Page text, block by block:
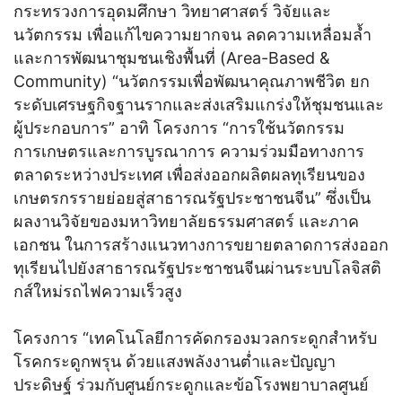
กระทรวงการอุดมศึกษา วิทยาศาสตร์ วิจัยและ
นวัตกรรม เพื่อแก้ไขความยากจน ลดความเหลื่อมล้ำ
และการพัฒนาชุมชนเชิงพื้นที่ (Area-Based &
Community) “นวัตกรรมเพื่อพัฒนาคุณภาพชีวิต ยก
ระดับเศรษฐกิจฐานรากและส่งเสริมแกร่งให้ชุมชนและ
ผู้ประกอบการ” อาทิ โครงการ “การใช้นวัตกรรม
การเกษตรและการบูรณาการ ความร่วมมือทางการ
ตลาดระหว่างประเทศ เพื่อส่งออกผลิตผลทุเรียนของ
เกษตรกรรายย่อยสู่สาธารณรัฐประชาชนจีน” ซึ่งเป็น
ผลงานวิจัยของมหาวิทยาลัยธรรมศาสตร์ และภาค
เอกชน ในการสร้างแนวทางการขยายตลาดการส่งออก
ทุเรียนไปยังสาธารณรัฐประชาชนจีนผ่านระบบโลจิสติ
กส์ใหม่รถไฟความเร็วสูง
โครงการ “เทคโนโลยีการคัดกรองมวลกระดูกสำหรับ
โรคกระดูกพรุน ด้วยแสงพลังงานต่ำและปัญญา
ประดิษฐ์ ร่วมกับศูนย์กระดูกและข้อโรงพยาบาลศูนย์